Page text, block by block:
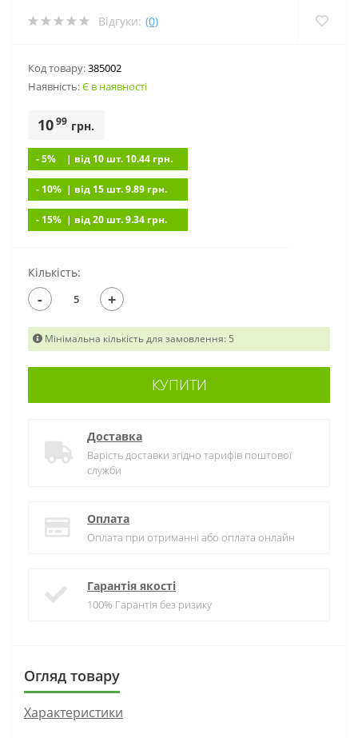
Відгуки: (0)
Код товару:385002
Наявність:Є в наявності
1099 грн.
- 5% | вiд 10 шт. 10.44 грн.
- 10% | вiд 15 шт. 9.89 грн.
- 15% | вiд 20 шт. 9.34 грн.
Кількість:
- +
Мінімальна кількість для замовлення: 5
КУПИТИ
Доставка
Варість доставки згідно тарифів поштової
служби
Оплата
Оплата при отриманні або оплата онлайн
Гарантія якості
100% Гарантія без ризику
Огляд товару
Характеристики